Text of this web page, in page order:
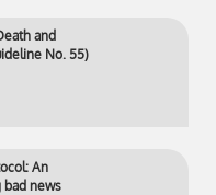
and
No. 55)
An
bad news